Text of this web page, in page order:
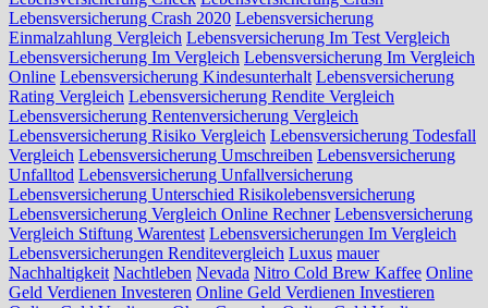
Lebensversicherung Crash 2020 Lebensversicherung
Einmalzahlung Vergleich Lebensversicherung Im Test Vergleich
Lebensversicherung Im Vergleich Lebensversicherung Im Vergleich
Online Lebensversicherung Kindesunterhalt Lebensversicherung
Rating Vergleich Lebensversicherung Rendite Vergleich
Lebensversicherung Rentenversicherung Vergleich
Lebensversicherung Risiko Vergleich Lebensversicherung Todesfall
Vergleich Lebensversicherung Umschreiben Lebensversicherung
Unfalltod Lebensversicherung Unfallversicherung
Lebensversicherung Unterschied Risikolebensversicherung
Lebensversicherung Vergleich Online Rechner Lebensversicherung
Vergleich Stiftung Warentest Lebensversicherungen Im Vergleich
Lebensversicherungen Renditevergleich Luxus mauer
Nachhaltigkeit Nachtleben Nevada Nitro Cold Brew Kaffee Online
Geld Verdienen Investeren Online Geld Verdienen Investieren